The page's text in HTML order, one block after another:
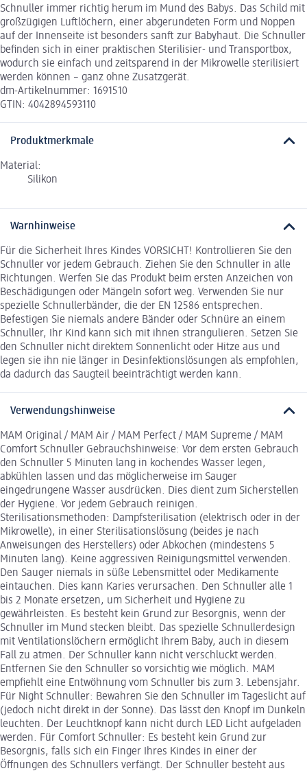
Schnuller immer richtig herum im Mund des Babys. Das Schild mit
großzügigen Luftlöchern, einer abgerundeten Form und Noppen
auf der Innenseite ist besonders sanft zur Babyhaut. Die Schnuller
befinden sich in einer praktischen Sterilisier- und Transportbox,
wodurch sie einfach und zeitsparend in der Mikrowelle sterilisiert
werden können – ganz ohne Zusatzgerät.
dm-Artikelnummer: 1691510
GTIN: 4042894593110
Produktmerkmale
Material:
Silikon
Warnhinweise
Für die Sicherheit Ihres Kindes VORSICHT! Kontrollieren Sie den
Schnuller vor jedem Gebrauch. Ziehen Sie den Schnuller in alle
Richtungen. Werfen Sie das Produkt beim ersten Anzeichen von
Beschädigungen oder Mängeln sofort weg. Verwenden Sie nur
spezielle Schnullerbänder, die der EN 12586 entsprechen.
Befestigen Sie niemals andere Bänder oder Schnüre an einem
Schnuller, Ihr Kind kann sich mit ihnen strangulieren. Setzen Sie
den Schnuller nicht direktem Sonnenlicht oder Hitze aus und
legen sie ihn nie länger in Desinfektionslösungen als empfohlen,
da dadurch das Saugteil beeinträchtigt werden kann.
Verwendungshinweise
MAM Original / MAM Air / MAM Perfect / MAM Supreme / MAM
Comfort Schnuller Gebrauchshinweise: Vor dem ersten Gebrauch
den Schnuller 5 Minuten lang in kochendes Wasser legen,
abkühlen lassen und das möglicherweise im Sauger
eingedrungene Wasser ausdrücken. Dies dient zum Sicherstellen
der Hygiene. Vor jedem Gebrauch reinigen.
Sterilisationsmethoden: Dampfsterilisation (elektrisch oder in der
Mikrowelle), in einer Sterilisationslösung (beides je nach
Anweisungen des Herstellers) oder Abkochen (mindestens 5
Minuten lang). Keine aggressiven Reinigungsmittel verwenden.
Den Sauger niemals in süße Lebensmittel oder Medikamente
eintauchen. Dies kann Karies verursachen. Den Schnuller alle 1
bis 2 Monate ersetzen, um Sicherheit und Hygiene zu
gewährleisten. Es besteht kein Grund zur Besorgnis, wenn der
Schnuller im Mund stecken bleibt. Das spezielle Schnullerdesign
mit Ventilationslöchern ermöglicht Ihrem Baby, auch in diesem
Fall zu atmen. Der Schnuller kann nicht verschluckt werden.
Entfernen Sie den Schnuller so vorsichtig wie möglich. MAM
empfiehlt eine Entwöhnung vom Schnuller bis zum 3. Lebensjahr.
Für Night Schnuller: Bewahren Sie den Schnuller im Tageslicht auf
(jedoch nicht direkt in der Sonne). Das lässt den Knopf im Dunkeln
leuchten. Der Leuchtknopf kann nicht durch LED Licht aufgeladen
werden. Für Comfort Schnuller: Es besteht kein Grund zur
Besorgnis, falls sich ein Finger Ihres Kindes in einer der
Öffnungen des Schnullers verfängt. Der Schnuller besteht aus